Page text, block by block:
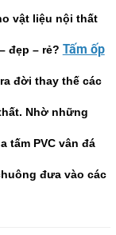
vật liệu nội thất
đẹp – rẻ? Tấm ốp
đời thay thế các
Nhờ những
tấm PVC vân đá
đưa vào các